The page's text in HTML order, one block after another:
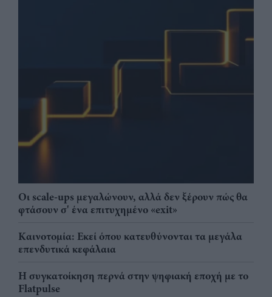
Οι scale-ups μεγαλώνουν, αλλά δεν ξέρουν πώς θα
φτάσουν σ' ένα επιτυχημένο «exit»
Καινοτομία: Εκεί όπου κατευθύνονται τα μεγάλα
επενδυτικά κεφάλαια
Η συγκατοίκηση περνά στην ψηφιακή εποχή με το
Flatpulse